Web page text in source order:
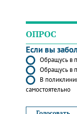
ОПРОС
Если вы
Обращусь в
Обращусь в
В
самостоятельно